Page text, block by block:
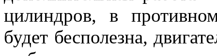
цилиндров, в
будет бесполезна,